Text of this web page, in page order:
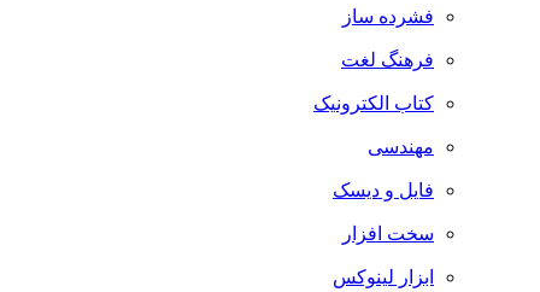
فشرده ساز
فرهنگ لغت
کتاب الکترونیک
مهندسی
فایل و دیسک
سخت افزار
ابزار لینوکس